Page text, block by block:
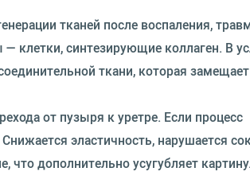
тканей после воспаления,
клетки, синтезирующие коллаген. В
ткани, которая замещает
от пузыря к уретре. Если процесс
эластичность, нарушается
дополнительно усугубляет картину.